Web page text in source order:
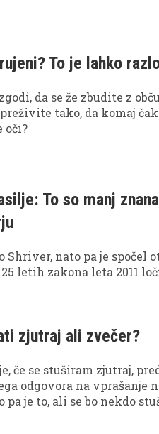
To je lahko
da se že zbudite z
tako, da komaj
oči?
To so manj
Shriver, nato pa je spočel
letih zakona leta 2011
zjutraj ali zvečer?
če se stuširam zjutraj,
odgovora na
pa je to, ali se bo nekdo